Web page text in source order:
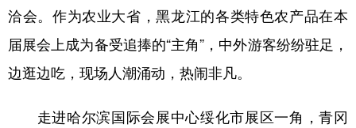
食品 人居 信息化 乡村振兴
溯源中国 城市 旅游
洽会。作为农业大省，黑龙江的各类特色农产品在本
届展会上成为备受追捧的“主角”，中外游客纷纷驻足，
边逛边吃，现场人潮涌动，热闹非凡。
走进哈尔滨国际会展中心绥化市展区一角，青冈